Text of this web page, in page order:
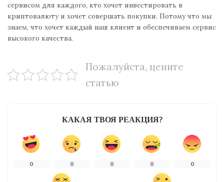
сервисом для каждого, кто хочет инвестировать в
криптовалюту и хочет совершать покупки. Потому что мы
знаем, что хочет каждый наш клиент и обеспечиваем сервис
высокого качества.
Пожалуйста, цените
статью
КАКАЯ ТВОЯ РЕАКЦИЯ?
0 0 0 0 0